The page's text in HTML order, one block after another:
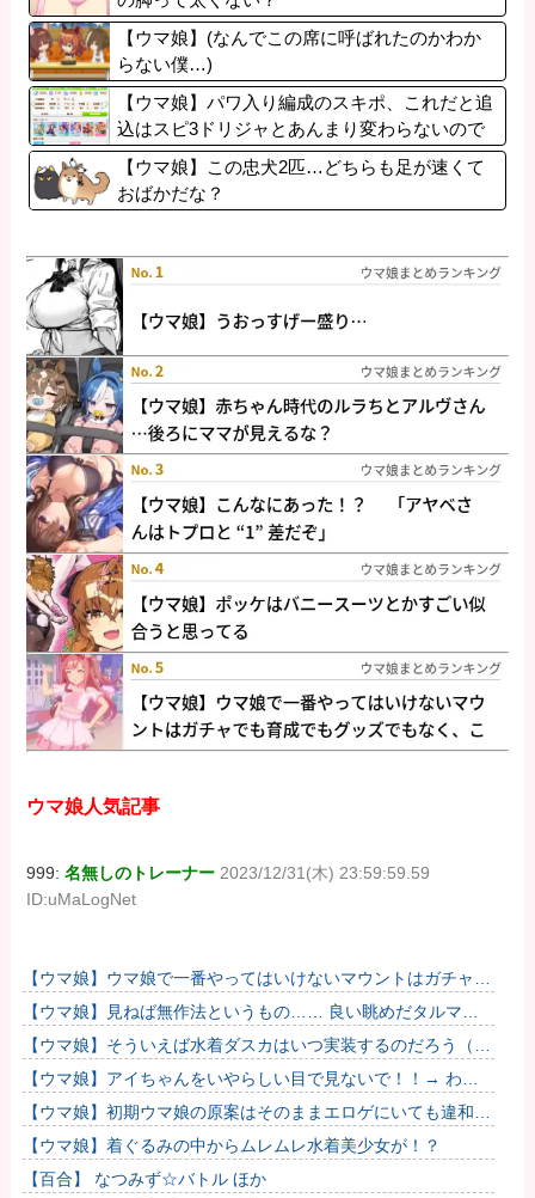
【ウマ娘】(なんでこの席に呼ばれたのかわか
らない僕…)
【ウマ娘】パワ入り編成のスキポ、これだと追
込はスピ3ドリジャとあんまり変わらないので
は？
【ウマ娘】この忠犬2匹…どちらも足が速くて
おばかだな？
ウマ娘人気記事
999:名無しのトレーナー 2023/12/31(木) 23:59:59.59
ID:uMaLogNet
【ウマ娘】ウマ娘で一番やってはいけないマウントはガチャで
も育成でもグッズでもなく、これ。
【ウマ娘】見ねば無作法というもの…… 良い眺めだタルマ
エ…（殴
【ウマ娘】そういえば水着ダスカはいつ実装するのだろう（ﾃﾞ
ｯｯｯ
【ウマ娘】アイちゃんをいやらしい目で見ないで！！→ わか
りました…
【ウマ娘】初期ウマ娘の原案はそのままエロゲにいても違和感
がないんだ。
【ウマ娘】着ぐるみの中からムレムレ水着美少女が！？
【百合】 なつみず☆バトル ほか